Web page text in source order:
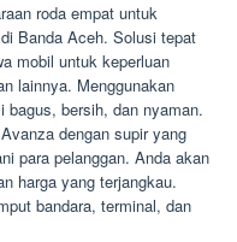
roda empat untuk
Banda Aceh. Solusi tepat
mobil untuk keperluan
lainnya. Menggunakan
bagus, bersih, dan nyaman.
dengan supir yang
para pelanggan. Anda akan
harga yang terjangkau.
bandara, terminal, dan